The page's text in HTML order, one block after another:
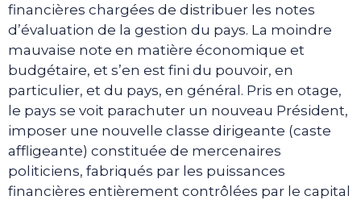
financières chargées de distribuer les notes
d’évaluation de la gestion du pays. La moindre
mauvaise note en matière économique et
budgétaire, et s’en est fini du pouvoir, en
particulier, et du pays, en général. Pris en otage,
le pays se voit parachuter un nouveau Président,
imposer une nouvelle classe dirigeante (caste
affligeante) constituée de mercenaires
politiciens, fabriqués par les puissances
financières entièrement contrôlées par le capital